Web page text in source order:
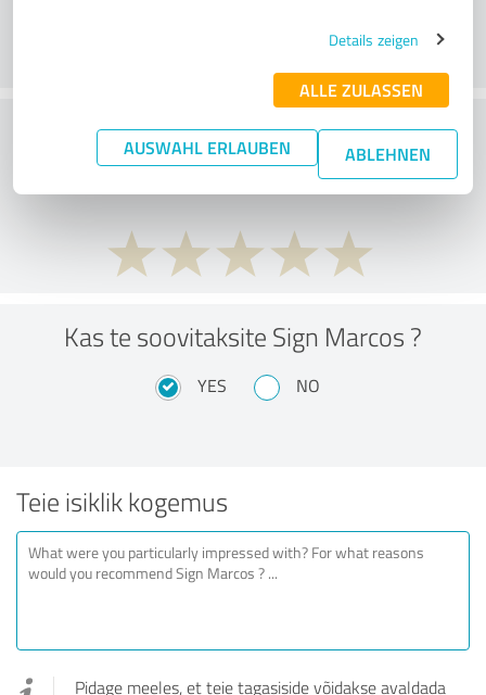
Details zeigen
ALLE ZULASSEN
AUSWAHL ERLAUBEN ABLEHNEN
What do you think of the price to
performance ratio?
Kas te soovitaksite Sign Marcos ?
YES NO
Teie isiklik kogemus
Pidage meeles, et teie tagasiside võidakse avaldada